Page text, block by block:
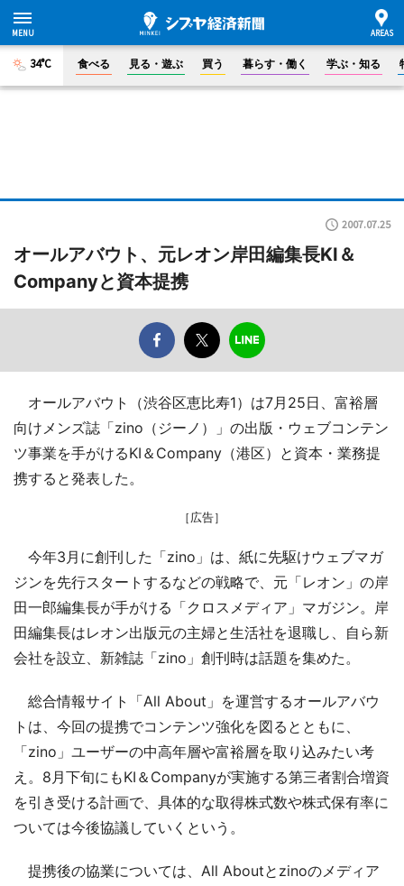
34°C 食べる 見る・遊ぶ 買う 暮らす・働く 学ぶ・知る
2007.07.25
オールアバウト、元レオン岸田編集長KI＆
Companyと資本提携
オールアバウト（渋谷区恵比寿1）は7月25日、富裕層
向けメンズ誌「zino（ジーノ）」の出版・ウェブコンテン
ツ事業を手がけるKI＆Company（港区）と資本・業務提
携すると発表した。
［広告］
今年3月に創刊した「zino」は、紙に先駆けウェブマガ
ジンを先行スタートするなどの戦略で、元「レオン」の岸
田一郎編集長が手がける「クロスメディア」マガジン。岸
田編集長はレオン出版元の主婦と生活社を退職し、自ら新
会社を設立、新雑誌「zino」創刊時は話題を集めた。
総合情報サイト「All About」を運営するオールアバウ
トは、今回の提携でコンテンツ強化を図るとともに、
「zino」ユーザーの中高年層や富裕層を取り込みたい考
え。8月下旬にもKI＆Companyが実施する第三者割合増資
を引き受ける計画で、具体的な取得株式数や株式保有率に
ついては今後協議していくという。
提携後の協業については、All Aboutとzinoのメディア